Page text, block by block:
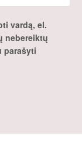
vardą, el.
nebereiktų
parašyti